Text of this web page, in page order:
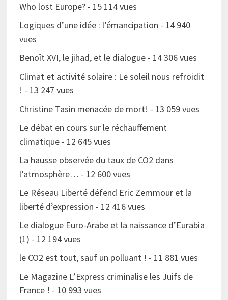
Who lost Europe?- 15 114 vues
Logiques d’une idée : l’émancipation - 14 940
vues
Benoît XVI, le jihad, et le dialogue- 14 306 vues
Climat et activité solaire : Le soleil nous refroidit
! - 13 247 vues
Christine Tasin menacée de mort! - 13 059 vues
Le débat en cours sur le réchauffement
climatique- 12 645 vues
La hausse observée du taux de CO2 dans
l’atmosphère… - 12 600 vues
Le Réseau Liberté défend Eric Zemmour et la
liberté d’expression - 12 416 vues
Le dialogue Euro-Arabe et la naissance d’Eurabia
(1) - 12 194 vues
le CO2 est tout, sauf un polluant ! - 11 881 vues
Le Magazine L’Express criminalise les Juifs de
France ! - 10 993 vues